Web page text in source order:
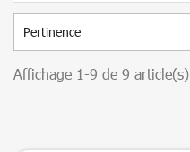
Pertinence
Affichage 1-9 de 9 article(s)